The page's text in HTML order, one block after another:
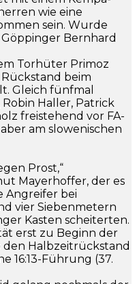
wie eine
sein. Wurde
Bernhard
Torhüter Primoz
beim
Gleich fünfmal
Haller, Patrick
freistehend vor FA-
am slowenischen
Prost,“
Mayerhoffer, der es
Angreifer bei
vier Siebenmetern
Kasten scheiterten.
erst zu Beginn der
Halbzeitrückstand
16:13-Führung (37.